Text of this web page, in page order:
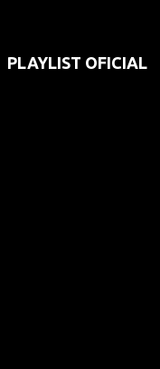
PLAYLIST OFICIAL